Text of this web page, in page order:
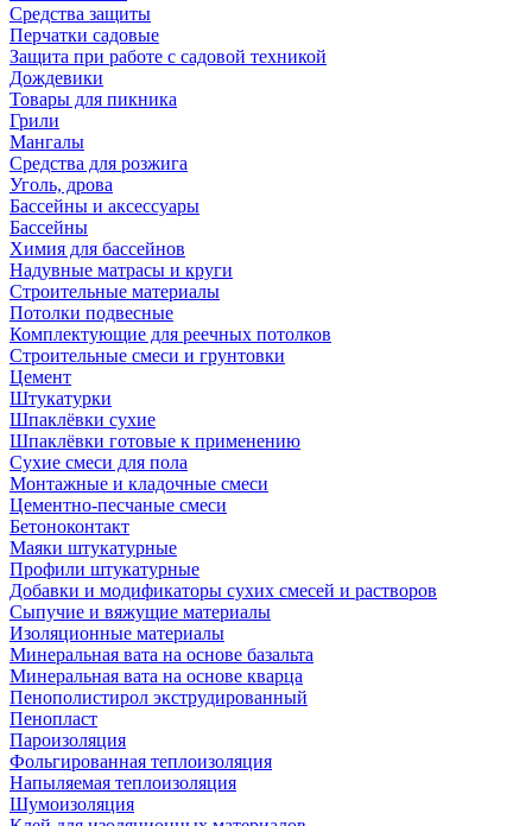
Средства защиты
Перчатки садовые
Защита при работе с садовой техникой
Дождевики
Товары для пикника
Грили
Мангалы
Средства для розжига
Уголь, дрова
Бассейны и аксессуары
Бассейны
Химия для бассейнов
Надувные матрасы и круги
Строительные материалы
Потолки подвесные
Комплектующие для реечных потолков
Строительные смеси и грунтовки
Цемент
Штукатурки
Шпаклёвки сухие
Шпаклёвки готовые к применению
Сухие смеси для пола
Монтажные и кладочные смеси
Цементно-песчаные смеси
Бетоноконтакт
Маяки штукатурные
Профили штукатурные
Добавки и модификаторы сухих смесей и растворов
Сыпучие и вяжущие материалы
Изоляционные материалы
Минеральная вата на основе базальта
Минеральная вата на основе кварца
Пенополистирол экструдированный
Пенопласт
Пароизоляция
Фольгированная теплоизоляция
Напыляемая теплоизоляция
Шумоизоляция